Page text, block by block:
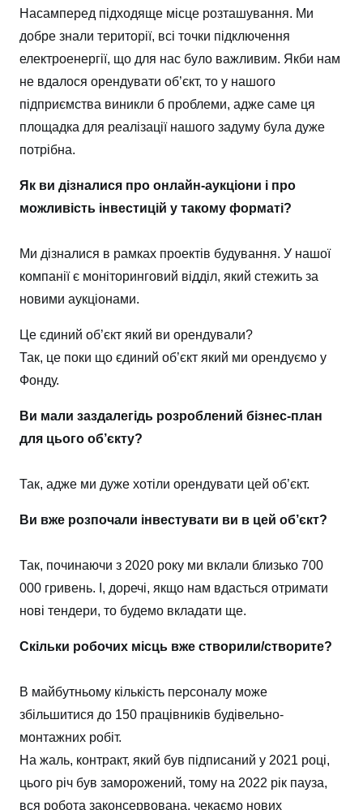
Насамперед підходяще місце розташування. Ми
добре знали території, всі точки підключення
електроенергії, що для нас було важливим. Якби нам
не вдалося орендувати об’єкт, то у нашого
підприємства виникли б проблеми, адже саме ця
площадка для реалізації нашого задуму була дуже
потрібна.
Як ви дізналися про онлайн-аукціони і про
можливість інвестицій у такому форматі?
Ми дізналися в рамках проектів будування. У нашої
компанії є моніторинговий відділ, який стежить за
новими аукціонами.
Це єдиний об’єкт який ви орендували?
Так, це поки що єдиний об’єкт який ми орендуємо у
Фонду.
Ви мали заздалегідь розроблений бізнес-план
для цього об’єкту?
Так, адже ми дуже хотіли орендувати цей об’єкт.
Ви вже розпочали інвестувати ви в цей об’єкт?
Так, починаючи з 2020 року ми вклали близько 700
000 гривень. І, доречі, якщо нам вдасться отримати
нові тендери, то будемо вкладати ще.
Скільки робочих місць вже створили/створите?
В майбутньому кількість персоналу може
збільшитися до 150 працівників будівельно-
монтажних робіт.
На жаль, контракт, який був підписаний у 2021 році,
цього річ був заморожений, тому на 2022 рік пауза,
вся робота законсервована, чекаємо нових